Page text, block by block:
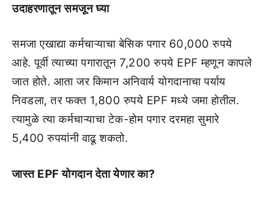
उदाहरणातून समजून घ्या
समजा एखाद्या कर्मचाऱ्याचा बेसिक पगार 60,000 रुपये
आहे. पूर्वी त्याच्या पगारातून 7,200 रुपये EPF म्हणून कापले
जात होते. आता जर किमान अनिवार्य योगदानाचा पर्याय
निवडला, तर फक्त 1,800 रुपये EPF मध्ये जमा होतील.
त्यामुळे त्या कर्मचाऱ्याचा टेक-होम पगार दरमहा सुमारे
5,400 रुपयांनी वाढू शकतो.
जास्त EPF योगदान देता येणार का?